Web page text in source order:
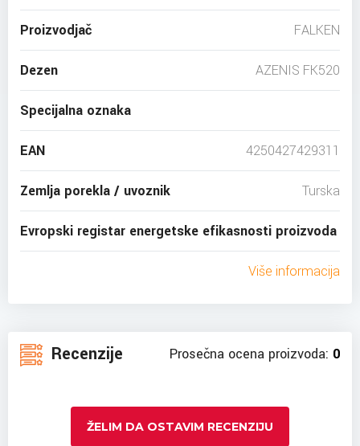
Proizvodjač FALKEN
Dezen AZENIS FK520
Specijalna oznaka
EAN 4250427429311
Zemlja porekla / uvoznik Turska
Evropski registar energetske efikasnosti proizvoda
Više informacija
Recenzije Prosečna ocena proizvoda: 0
ŽELIM DA OSTAVIM RECENZIJU